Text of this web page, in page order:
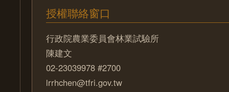
授權聯絡窗口
行政院農業委員會林業試驗所
陳建文
02-23039978 #2700
lrrhchen@tfri.gov.tw